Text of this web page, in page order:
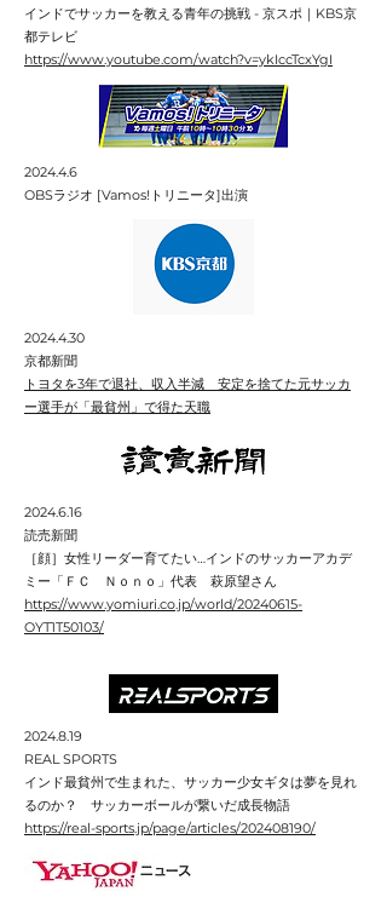
インドでサッカーを教える青年の挑戦 - 京スポ｜KBS京
都テレビ
https://www.youtube.com/watch?v=ykIccTcxYgI
2024.4.6
OBSラジオ [Vamos!トリニータ]出演
2024.4.30
京都新聞
トヨタを3年で退社、収入半減 安定を捨てた元サッカ
ー選手が「最貧州」で得た天職
2024.6.16
​読売新聞
［顔］女性リーダー育てたい…インドのサッカーアカデ
ミー「ＦＣ Ｎｏｎｏ」代表 萩原望さん
https://www.yomiuri.co.jp/world/20240615-
OYT1T50103/​
2024.8.19
REAL SPORTS
インド最貧州で生まれた、サッカー少女ギタは夢を見れ
るのか？ サッカーボールが繋いだ成長物語
https://real-sports.jp/page/articles/202408190/